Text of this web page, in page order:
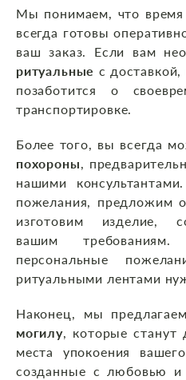
Мы понимаем, что
всегда готовы
ваш заказ. Если вам
ритуальные с
позаботится о
транспортировке.
Более того, вы всегда
похороны,
нашими
пожелания, предложим
изготовим изделие,
вашим требованиям.
персональные
ритуальными лентами
Наконец, мы
могилу, которые станут
места упокоения
созданные с любовью и